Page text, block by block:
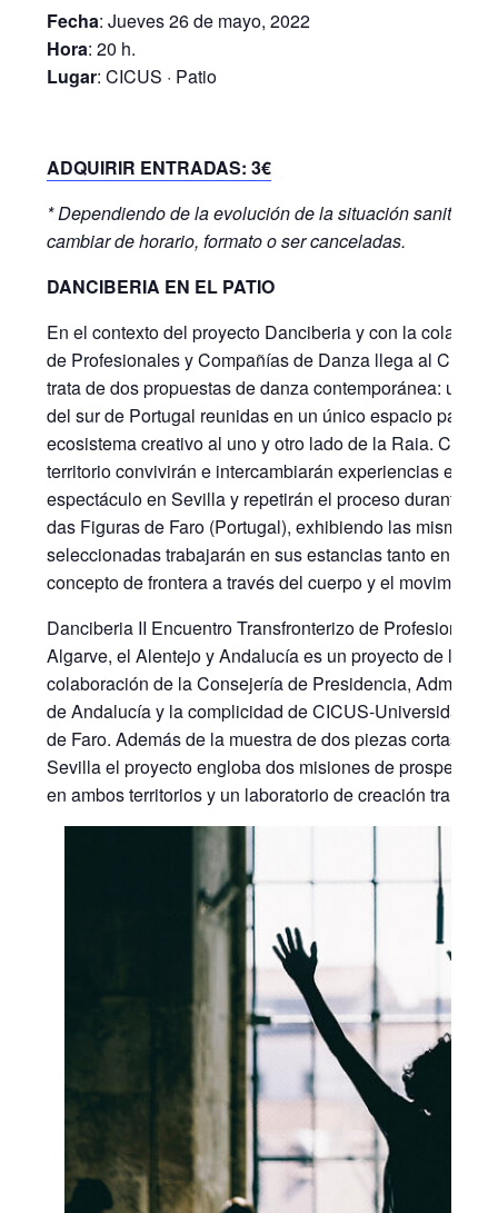
Fecha: Jueves 26 de mayo, 2022
Hora: 20 h.
Lugar: CICUS · Patio
ADQUIRIR ENTRADAS: 3€
* Dependiendo de la evolución de la situación sanitaria,
cambiar de horario, formato o ser canceladas.
DANCIBERIA EN EL PATIO
En el contexto del proyecto Danciberia y con la
de Profesionales y Compañías de Danza llega al
trata de dos propuestas de danza contemporánea: una
del sur de Portugal reunidas en un único espacio para
ecosistema creativo al uno y otro lado de la Raia.
territorio convivirán e intercambiarán experiencias entre
espectáculo en Sevilla y repetirán el proceso durante el
das Figuras de Faro (Portugal), exhibiendo las mismas
seleccionadas trabajarán en sus estancias tanto en
concepto de frontera a través del cuerpo y el movimiento.
Danciberia II Encuentro Transfronterizo de
Algarve, el Alentejo y Andalucía es un proyecto de la
colaboración de la Consejería de Presidencia,
de Andalucía y la complicidad de CICUS-Universidad
de Faro. Además de la muestra de dos piezas cortas de
Sevilla el proyecto engloba dos misiones de
en ambos territorios y un laboratorio de creación